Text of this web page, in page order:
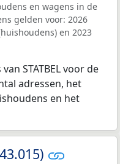
en wagens in de
gelden voor: 2026
en 2023
STATBEL voor de
adressen, het
en het